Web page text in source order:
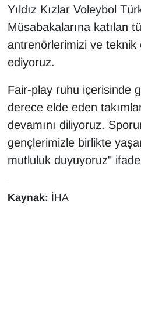
Yıldız Kızlar Voleybol
Müsabakalarına katılan
antrenörlerimizi ve teknik
ediyoruz.
Fair-play ruhu içerisinde
derece elde eden
devamını diliyoruz.
gençlerimizle birlikte
mutluluk duyuyoruz"
Kaynak: İHA
Sinema - TV
SPOR
TEBRİK
TEKNOLOJİ
Turizm